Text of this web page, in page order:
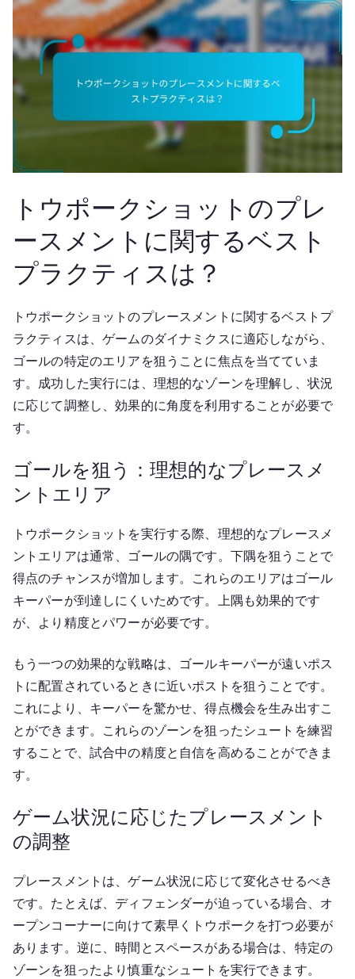
トウポークショットのプレ
ースメントに関するベスト
プラクティスは？
トウポークショットのプレースメントに関するベストプ
ラクティスは、ゲームのダイナミクスに適応しながら、
ゴールの特定のエリアを狙うことに焦点を当てていま
す。成功した実行には、理想的なゾーンを理解し、状況
に応じて調整し、効果的に角度を利用することが必要で
す。
ゴールを狙う：理想的なプレースメ
ントエリア
トウポークショットを実行する際、理想的なプレースメ
ントエリアは通常、ゴールの隅です。下隅を狙うことで
得点のチャンスが増加します。これらのエリアはゴール
キーパーが到達しにくいためです。上隅も効果的です
が、より精度とパワーが必要です。
もう一つの効果的な戦略は、ゴールキーパーが遠いポス
トに配置されているときに近いポストを狙うことです。
これにより、キーパーを驚かせ、得点機会を生み出すこ
とができます。これらのゾーンを狙ったシュートを練習
することで、試合中の精度と自信を高めることができま
す。
ゲーム状況に応じたプレースメント
の調整
プレースメントは、ゲーム状況に応じて変化させるべき
です。たとえば、ディフェンダーが迫っている場合、オ
ープンコーナーに向けて素早くトウポークを打つ必要が
あります。逆に、時間とスペースがある場合は、特定の
ゾーンを狙ったより慎重なシュートを実行できます。